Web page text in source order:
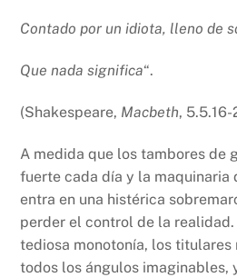
e
b
o
k
s
A
p
y
k
Contado por un idiota, lleno de
Que nada significa“.
(Shakespeare, Macbeth, 5.5.16-
A medida que los tambores de
fuerte cada día y la maquinaria
entra en una histérica
perder el control de la realidad.
tediosa monotonía, los titulares
todos los ángulos imaginables,